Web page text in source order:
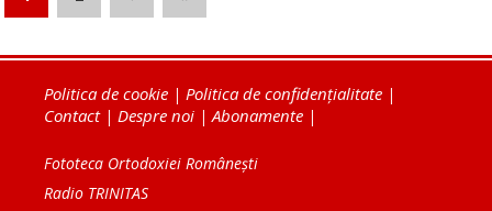
Politica de cookie | Politica de confidențialitate |
Contact| Despre noi |Abonamente |
Fototeca Ortodoxiei Românești
Radio TRINITAS